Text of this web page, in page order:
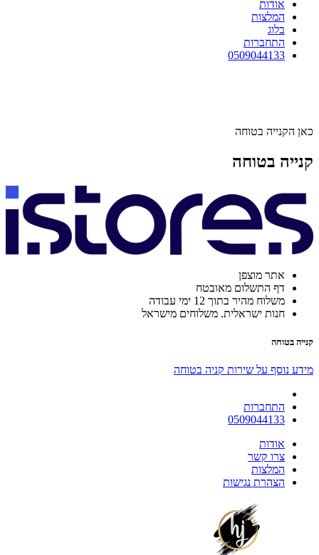
אודות
המלצות
בלוג
התחברות
0509044133
כאן הקנייה בטוחה
קנייה בטוחה
אתר מוצפן
דף התשלום מאובטח
משלוח מהיר בתוך 12 ימי עבודה
חנות ישראלית. משלוחים מישראל
קנייה בטוחה
מידע נוסף על שירות קניה בטוחה
התחברות
0509044133
אודות
צרו קשר
המלצות
הצהרת נגישות